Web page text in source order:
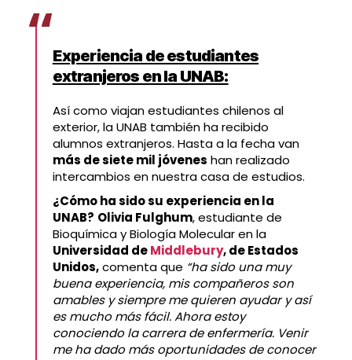
Experiencia de estudiantes
extranjeros en la UNAB:
Así como viajan estudiantes chilenos al
exterior, la UNAB también ha recibido
alumnos extranjeros. Hasta a la fecha van
más de siete mil jóvenes han realizado
intercambios en nuestra casa de estudios.
¿Cómo ha sido su experiencia en la
UNAB? Olivia Fulghum, estudiante de
Bioquímica y Biología Molecular en la
Universidad deMiddlebury, de Estados
Unidos,comenta que “ha sido una muy
buena experiencia, mis compañeros son
amables y siempre me quieren ayudar y así
es mucho más fácil. Ahora estoy
conociendo la carrera de enfermería. Venir
me ha dado más oportunidades de conocer